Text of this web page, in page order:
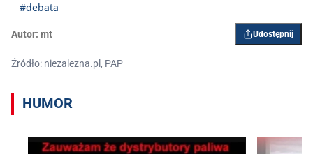
#debata
Autor: mt Udostępnij
Źródło: niezalezna.pl, PAP
HUMOR